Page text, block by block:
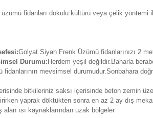
üzümü fidanları dokulu kültürü veya çelik yöntemi
Golyat Siyah Frenk Üzümü fidanlarınızı 2
Durumu: Herdem yeşil değildir.Baharla
mevsimsel durumudur.Sonbahara
bitkileriniz saksı içerisinde beton zemin
yaprak döktükten sonra en az 2 ay dış
alan ısı kaynaklarından uzak bölgeler